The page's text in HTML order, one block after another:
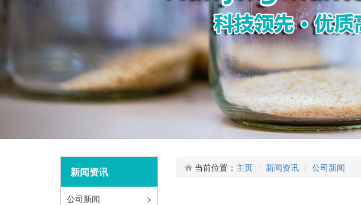
新闻资讯
公司新闻
>
当前位置： 主页 新闻资讯 公司新闻